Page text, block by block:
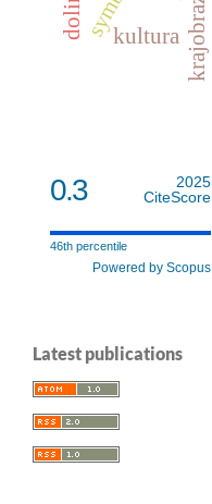
kultura
0.3
2025
CiteScore
46th percentile
Powered by Scopus
Latest publications